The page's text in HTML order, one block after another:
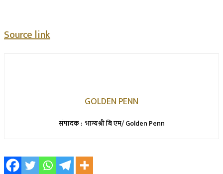
Source link
GOLDEN PENN
संपादक : भाग्यश्री बि एम/ Golden Penn